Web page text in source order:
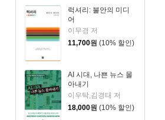
럭셔리: 불안의 미디
어
이무경 저
11,700원 (10% 할인)
AI 시대, 나쁜 뉴스 몰
아내기
이우탁,김경태 저
18,000원 (10% 할인)